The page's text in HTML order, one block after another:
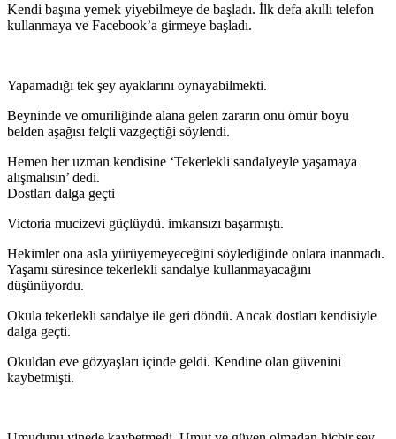
Kendi başına yemek yiyebilmeye de başladı. İlk defa akıllı telefon
kullanmaya ve Facebook’a girmeye başladı.
Yapamadığı tek şey ayaklarını oynayabilmekti.
Beyninde ve omuriliğinde alana gelen zararın onu ömür boyu
belden aşağısı felçli vazgeçtiği söylendi.
Hemen her uzman kendisine ‘Tekerlekli sandalyeyle yaşamaya
alışmalısın’ dedi.
Dostları dalga geçti
Victoria mucizevi güçlüydü. imkansızı başarmıştı.
Hekimler ona asla yürüyemeyeceğini söylediğinde onlara inanmadı.
Yaşamı süresince tekerlekli sandalye kullanmayacağını
düşünüyordu.
Okula tekerlekli sandalye ile geri döndü. Ancak dostları kendisiyle
dalga geçti.
Okuldan eve gözyaşları içinde geldi. Kendine olan güvenini
kaybetmişti.